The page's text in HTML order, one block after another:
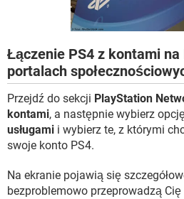
Łączenie PS4 z kontami
portalach
Przejdź do sekcji PlayStation
kontami, a następnie wybierz
usługami i wybierz te, z którymi
swoje konto PS4.
Na ekranie pojawią się
bezproblemowo przeprowadzą Cię